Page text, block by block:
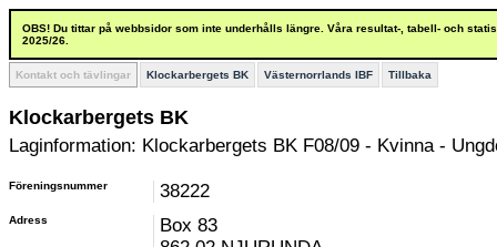
OBS! Du tittar på webbsidor som inte underhålls längre. Våra resultat-, tabell- och
2025/26.
Kontakt och tävlingar Klockarbergets BK Västernorrlands IBF Tillbaka
Klockarbergets BK
Laginformation: Klockarbergets BK F08/09 - Kvinna -
Föreningsnummer 38222
Adress
Box 83